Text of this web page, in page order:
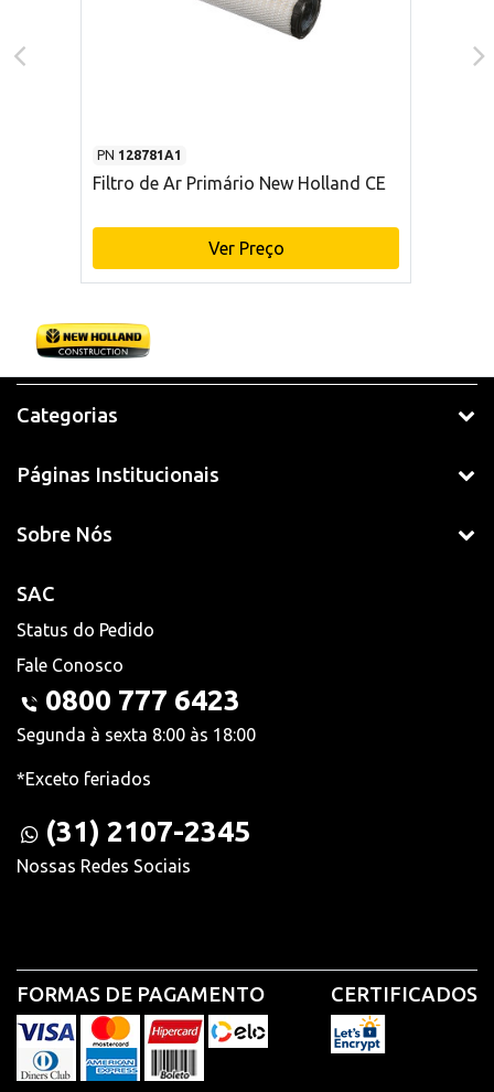
PN 128781A1
Filtro de Ar Primário New Holland CE
Ver Preço
Categorias
Páginas Institucionais
Sobre Nós
SAC
Status do Pedido
Fale Conosco
0800 777 6423
Segunda à sexta 8:00 às 18:00
*Exceto feriados
(31) 2107-2345
Nossas Redes Sociais
FORMAS DE PAGAMENTO CERTIFICADOS